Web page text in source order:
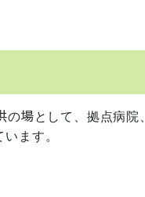
場として、拠点病院
ます。